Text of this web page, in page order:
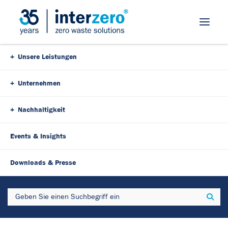
Skip Navigation
Unsere Leistungen
Unternehmen
Nachhaltigkeit
Events & Insights
Downloads & Presse
Search